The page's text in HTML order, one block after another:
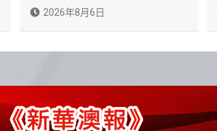
2026年8月6日